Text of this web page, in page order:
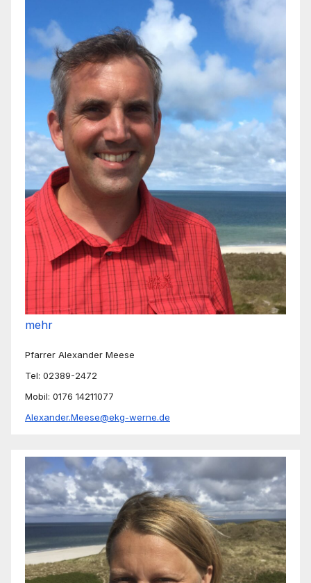
mehr
Pfarrer Alexander Meese
Tel: 02389-2472
Mobil: 0176 14211077
Alexander.Meese@ekg-werne.de